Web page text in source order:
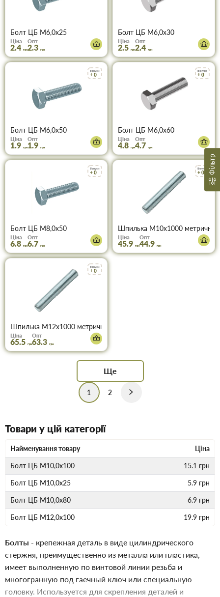
Болт ЦБ М6,0х25
Ціна
2.4 грн
Опт
2.3 грн
Болт ЦБ М6,0х30
Ціна
2.5 грн
Опт
2.4 грн
Бонуси
+ 0
Болт ЦБ М6,0х50
Ціна
1.9 грн
Опт
1.9 грн
Бонуси
+ 0
Болт ЦБ М6,0х60
Ціна
4.8 грн
Опт
4.7 грн
Бонуси
+ 0
Болт ЦБ М8,0х50
Ціна
6.8 грн
Опт
6.7 грн
Бонуси
+ 0
Шпилька М10х1000 метрична,
Ціна
45.9 грн
Опт
44.9 грн
Бонуси
+ 0
Шпилька М12х1000 метрична, ЦБ
Ціна
65.5 грн
Опт
63.3 грн
Ще
1 2
Фільтр
Товари у цій категорії
Найменування товару Ціна
Болт ЦБ М10,0х100 15.1 грн
Болт ЦБ М10,0х25 5.9 грн
Болт ЦБ М10,0х80 6.9 грн
Болт ЦБ М12,0х100 19.9 грн
Болты - крепежная деталь в виде цилиндрического
стержня, преимущественно из металла или пластика,
имеет выполненную по винтовой линии резьба и
многогранную под гаечный ключ или специальную
головку. Используется для скрепления деталей и